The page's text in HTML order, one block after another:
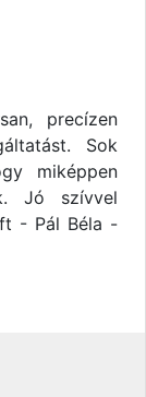
precízen
Sok
miképpen
Jó szívvel
- Pál Béla -